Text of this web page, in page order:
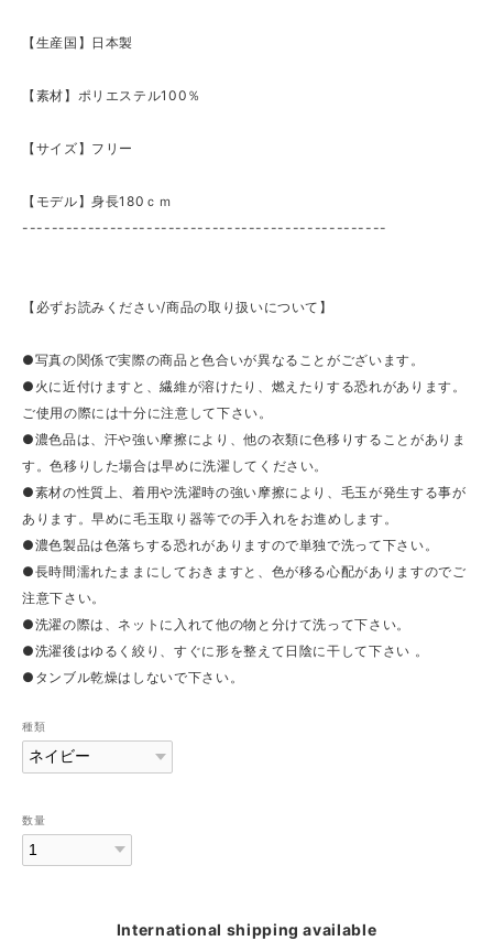
【生産国】日本製
【素材】ポリエステル100％
【サイズ】フリー
【モデル】身長180ｃｍ
--------------------------------------------------
【必ずお読みください/商品の取り扱いについて】
●写真の関係で実際の商品と色合いが異なることがございます。
●火に近付けますと、繊維が溶けたり、燃えたりする恐れがあります。
ご使用の際には十分に注意して下さい。
●濃色品は、汗や強い摩擦により、他の衣類に色移りすることがありま
す。色移りした場合は早めに洗濯してください。
●素材の性質上、着用や洗濯時の強い摩擦により、毛玉が発生する事が
あります。早めに毛玉取り器等での手入れをお進めします。
●濃色製品は色落ちする恐れがありますので単独で洗って下さい。
●長時間濡れたままにしておきますと、色が移る心配がありますのでご
注意下さい。
●洗濯の際は、ネットに入れて他の物と分けて洗って下さい。
●洗濯後はゆるく絞り、すぐに形を整えて日陰に干して下さい 。
●タンブル乾燥はしないで下さい。
種類
数量
International shipping available